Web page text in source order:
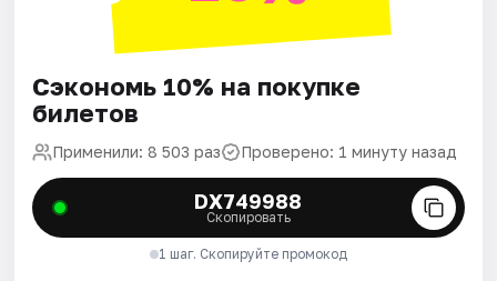
Сэкономь 10% на покупке
билетов
Применили: 8 503 раз Проверено: 1 минуту назад
DX749988
Скопировать
1 шаг. Скопируйте промокод